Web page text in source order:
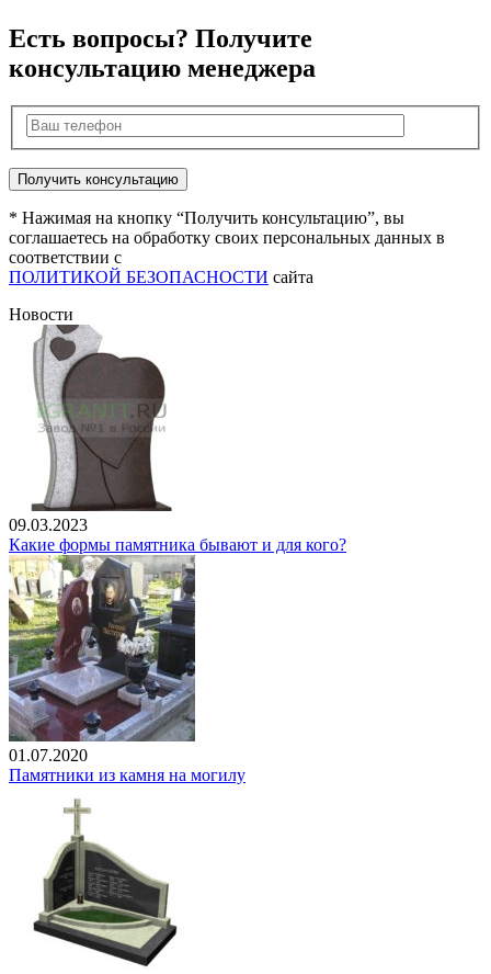
Есть вопросы? Получите
консультацию менеджера
* Нажимая на кнопку “Получить консультацию”, вы
соглашаетесь на обработку своих персональных данных в
соответствии с
ПОЛИТИКОЙ БЕЗОПАСНОСТИ сайта
Новости
09.03.2023
Какие формы памятника бывают и для кого?
01.07.2020
Памятники из камня на могилу